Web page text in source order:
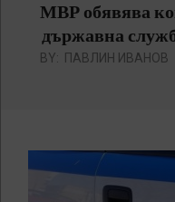
МВР обявява
държавна
BY: ПАВЛИН ИВАНОВ